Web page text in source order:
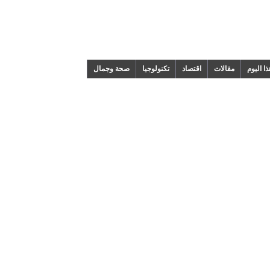
مقالات اقتصاد تكنولوجيا صحة وجمال